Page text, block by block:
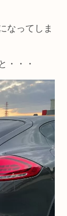
なってしま
・・・